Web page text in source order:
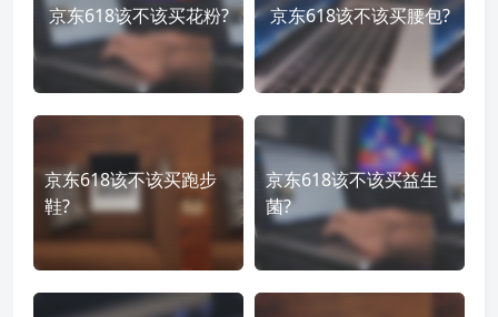
京东618该不该买花粉? 京东618该不该买腰包?
京东618该不该买跑步
鞋?
京东618该不该买益生
菌?